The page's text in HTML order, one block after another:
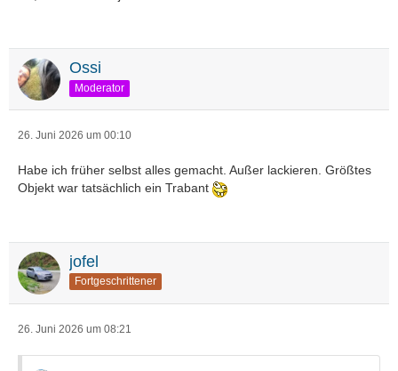
Ossi
Moderator
26. Juni 2026 um 00:10
Habe ich früher selbst alles gemacht. Außer lackieren. Größtes
Objekt war tatsächlich ein Trabant
jofel
Fortgeschrittener
26. Juni 2026 um 08:21